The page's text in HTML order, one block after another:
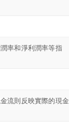
率和淨利潤率等指
流則反映實際的現金